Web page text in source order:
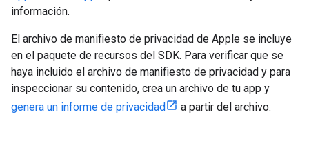
información.
El archivo de manifiesto de privacidad de Apple se incluye
en el paquete de recursos del SDK. Para verificar que se
haya incluido el archivo de manifiesto de privacidad y para
inspeccionar su contenido, crea un archivo de tu app y
genera un informe de privacidad
a partir del archivo.